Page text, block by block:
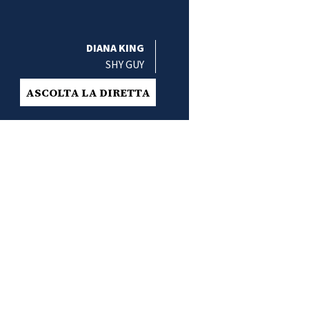
DIANA KING
SHY GUY
ASCOLTA LA DIRETTA